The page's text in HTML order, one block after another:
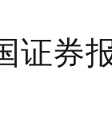
证券